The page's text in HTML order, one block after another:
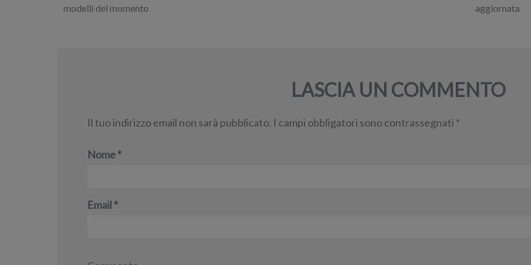
modelli del momento
aggiornata
LASCIA UN COMMENTO
Il tuo indirizzo email non sarà pubblicato. I campi obbligatori sono contrassegnati *
Nome*
Email*